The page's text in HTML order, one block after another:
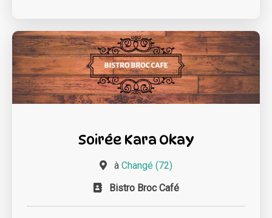
Soirée Kara Okay
à Changé (72)
Bistro Broc Café